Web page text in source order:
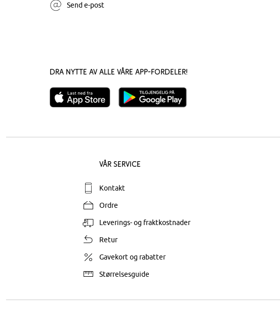
Send e-post
Dra nytte av alle våre app-fordeler!
Vår service
Kontakt
Ordre
Leverings- og fraktkostnader
Retur
Gavekort og rabatter
Størrelsesguide